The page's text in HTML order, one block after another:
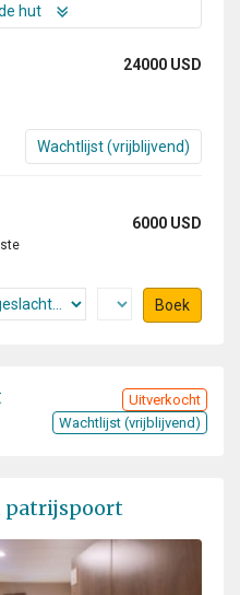
hut
24000 USD
Wachtlijst (vrijblijvend)
6000 USD
Boek
Uitverkocht
Wachtlijst (vrijblijvend)
patrijspoort